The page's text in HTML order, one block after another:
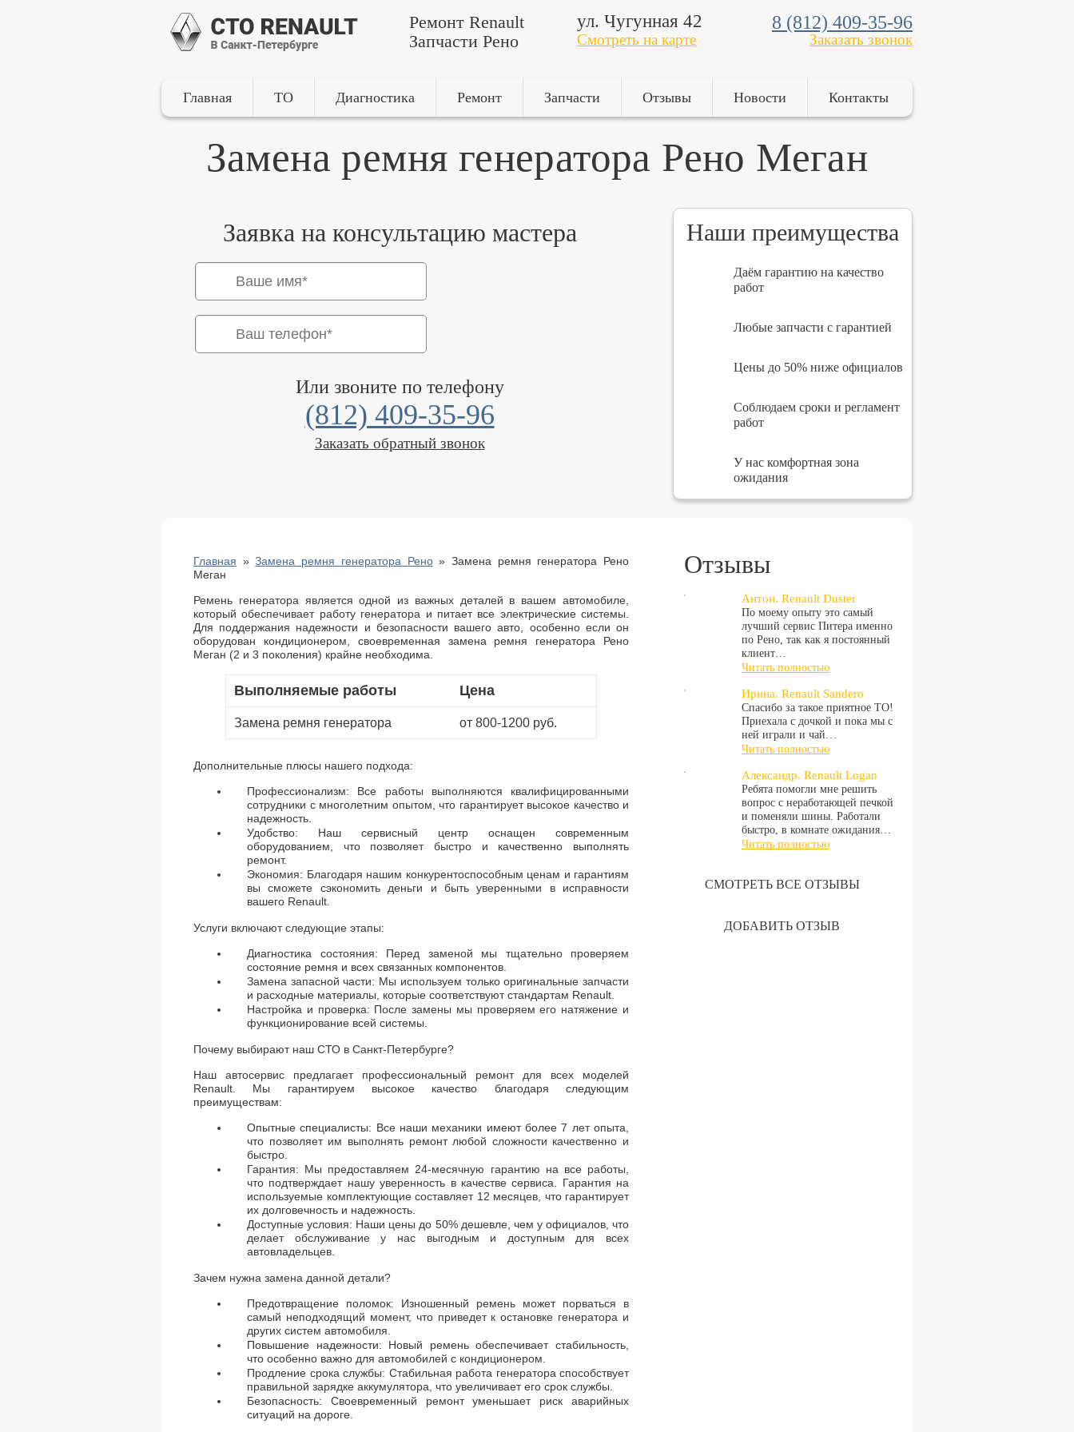
Ремонт Renault
Запчасти Рено
ул. Чугунная 42
Смотреть на карте
8 (812) 409-35-96
Заказать звонок
Главная ТО Диагностика Ремонт Запчасти Отзывы Новости Контакты
Замена ремня генератора Рено Меган
Заявка на консультацию мастера
Или звоните по телефону
(812) 409-35-96
Заказать обратный звонок
Наши преимущества
Даём гарантию на качество
работ
Любые запчасти с гарантией
Цены до 50% ниже официалов
Соблюдаем сроки и регламент
работ
У нас комфортная зона
ожидания
Главная »Замена ремня генератора Рено» Замена ремня генератора Рено
Меган
Ремень генератора является одной из важных деталей в вашем автомобиле,
который обеспечивает работу генератора и питает все электрические системы.
Для поддержания надежности и безопасности вашего авто, особенно если он
оборудован кондиционером, своевременная замена ремня генератора Рено
Меган (2 и 3 поколения) крайне необходима.
Выполняемые работы Цена
Замена ремня генератора от 800-1200 руб.
Дополнительные плюсы нашего подхода:
Профессионализм: Все работы выполняются квалифицированными
сотрудники с многолетним опытом, что гарантирует высокое качество и
надежность.
Удобство: Наш сервисный центр оснащен современным
оборудованием, что позволяет быстро и качественно выполнять
ремонт.
Экономия: Благодаря нашим конкурентоспособным ценам и гарантиям
вы сможете сэкономить деньги и быть уверенными в исправности
вашего Renault.
Услуги включают следующие этапы:
Диагностика состояния: Перед заменой мы тщательно проверяем
состояние ремня и всех связанных компонентов.
Замена запасной части: Мы используем только оригинальные запчасти
и расходные материалы, которые соответствуют стандартам Renault.
Настройка и проверка: После замены мы проверяем его натяжение и
функционирование всей системы.
Почему выбирают наш СТО в Санкт-Петербурге?
Наш автосервис предлагает профессиональный ремонт для всех моделей
Renault. Мы гарантируем высокое качество благодаря следующим
преимуществам:
Опытные специалисты: Все наши механики имеют более 7 лет опыта,
что позволяет им выполнять ремонт любой сложности качественно и
быстро.
Гарантия: Мы предоставляем 24-месячную гарантию на все работы,
что подтверждает нашу уверенность в качестве сервиса. Гарантия на
используемые комплектующие составляет 12 месяцев, что гарантирует
их долговечность и надежность.
Доступные условия: Наши цены до 50% дешевле, чем у официалов, что
делает обслуживание у нас выгодным и доступным для всех
автовладельцев.
Зачем нужна замена данной детали?
Предотвращение поломок: Изношенный ремень может порваться в
самый неподходящий момент, что приведет к остановке генератора и
других систем автомобиля.
Повышение надежности: Новый ремень обеспечивает стабильность,
что особенно важно для автомобилей с кондиционером.
Продление срока службы: Стабильная работа генератора способствует
правильной зарядке аккумулятора, что увеличивает его срок службы.
Безопасность: Своевременный ремонт уменьшает риск аварийных
ситуаций на дороге.
Отзывы
Антон. Renault Duster
По моему опыту это самый
лучший сервис Питера именно
по Рено, так как я постоянный
клиент…
Читать полностью
Ирина. Renault Sandero
Спасибо за такое приятное ТО!
Приехала с дочкой и пока мы с
ней играли и чай…
Читать полностью
Александр. Renault Logan
Ребята помогли мне решить
вопрос с неработающей печкой
и поменяли шины. Работали
быстро, в комнате ожидания…
Читать полностью
СМОТРЕТЬ ВСЕ ОТЗЫВЫ
ДОБАВИТЬ ОТЗЫВ